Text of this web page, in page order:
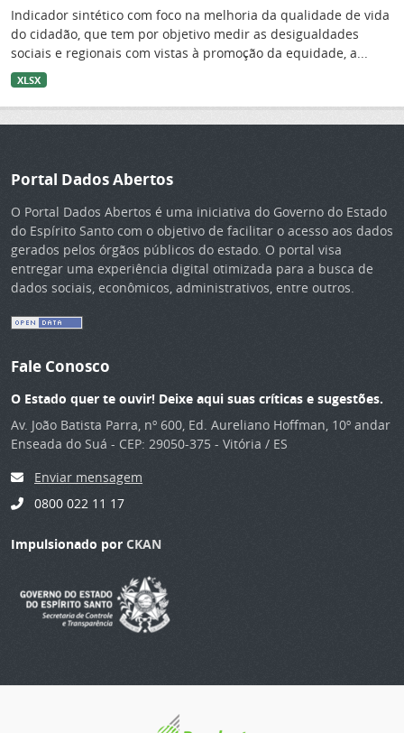
Indicador sintético com foco na melhoria da qualidade de vida
do cidadão, que tem por objetivo medir as desigualdades
sociais e regionais com vistas à promoção da equidade, a...
XLSX
Portal Dados Abertos
O Portal Dados Abertos é uma iniciativa do Governo do Estado
do Espírito Santo com o objetivo de facilitar o acesso aos dados
gerados pelos órgãos públicos do estado. O portal visa
entregar uma experiência digital otimizada para a busca de
dados sociais, econômicos, administrativos, entre outros.
Fale Conosco
O Estado quer te ouvir! Deixe aqui suas críticas e sugestões.
Av. João Batista Parra, nº 600, Ed. Aureliano Hoffman, 10º andar
Enseada do Suá - CEP: 29050-375 - Vitória / ES
Enviar mensagem
0800 022 11 17
Impulsionado por CKAN